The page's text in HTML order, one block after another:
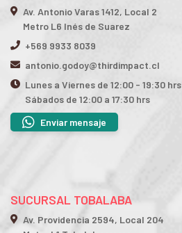
Av. Antonio Varas 1412, Local 2
Metro L6 Inés de Suarez
+569 9933 8039
antonio.godoy@thirdimpact.cl
Lunes a Viernes de 12:00 - 19:30 hrs
Sábados de 12:00 a 17:30 hrs
Enviar mensaje
SUCURSAL TOBALABA
Av. Providencia 2594, Local 204